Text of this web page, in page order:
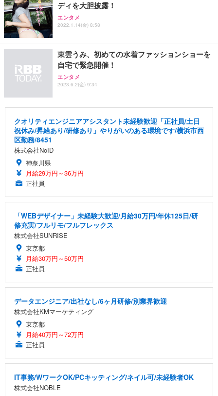
ディを大胆披露！
エンタメ
2022.1.14(金) 8:58
東雲うみ、初めての水着ファッションショーを
自宅で緊急開催！
エンタメ
2023.6.2(金) 9:34
クオリティエンジニアアシスタント未経験歓迎「正社員/土日
祝休み/昇給あり/研修あり」やりがいのある環境です/横浜市西
区勤務/8451
株式会社NoID
神奈川県
月給29万円～36万円
正社員
「WEBデザイナー」未経験大歓迎/月給30万円/年休125日/研
修充実/フルリモ/フルフレックス
株式会社SUNRISE
東京都
月給30万円～50万円
正社員
データエンジニア/出社なし/6ヶ月研修/別業界歓迎
株式会社KMマーケティング
東京都
月給40万円～72万円
正社員
IT事務/WワークOK/PCキッティング/ネイル可/未経験者OK
株式会社NOBLE